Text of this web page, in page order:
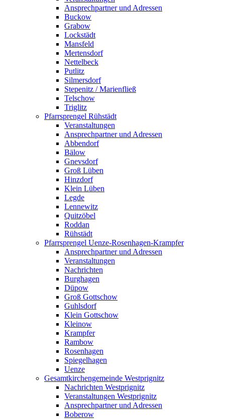
Ansprechpartner und Adressen
Buckow
Grabow
Lockstädt
Mansfeld
Mertensdorf
Nettelbeck
Putlitz
Silmersdorf
Stepenitz / Marienfließ
Telschow
Triglitz
Pfarrsprengel Rühstädt
Veranstaltungen
Ansprechpartner und Adressen
Abbendorf
Bälow
Gnevsdorf
Groß Lüben
Hinzdorf
Klein Lüben
Legde
Lennewitz
Quitzöbel
Roddan
Rühstädt
Pfarrsprengel Uenze-Rosenhagen-Krampfer
Ansprechpartner und Adressen
Veranstaltungen
Nachrichten
Burghagen
Düpow
Groß Gottschow
Guhlsdorf
Klein Gottschow
Kleinow
Krampfer
Rambow
Rosenhagen
Spiegelhagen
Uenze
Gesamtkirchengemeinde Westprignitz
Nachrichten Westprignitz
Veranstaltungen Westprignitz
Ansprechpartner und Adressen
Boberow